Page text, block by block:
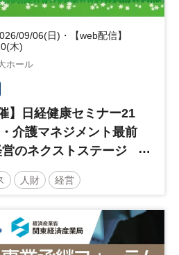
09/06(日)・【web配信】
木)
ホール
】日経健康セミナー21
介護マネジメント最前
のネクストステージ
の先 AI・DX・人財戦
未来へ～
人財 経営
人材戦略
経営 診療報酬